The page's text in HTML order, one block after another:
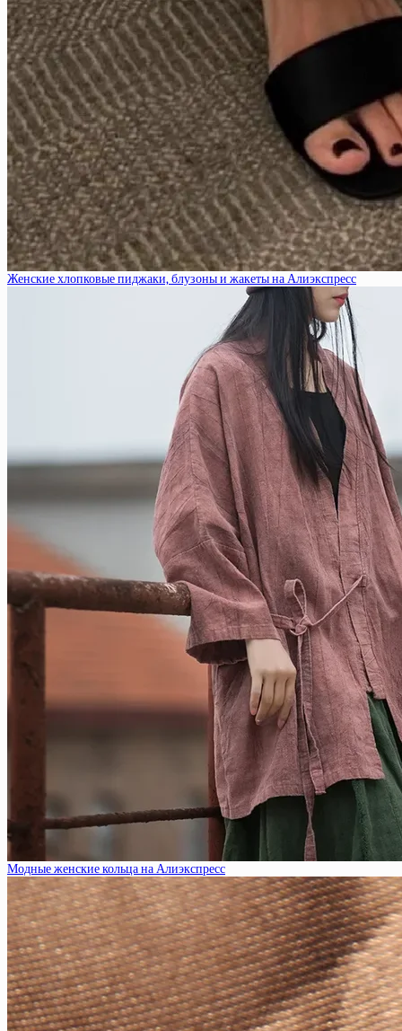
Женские хлопковые пиджаки, блузоны и жакеты на Алиэкспресс
Модные женские кольца на Алиэкспресс